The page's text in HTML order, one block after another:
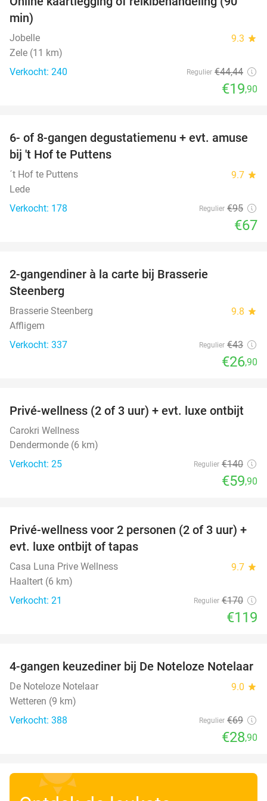
55%
min)
Jobelle 9.3 star
Zele (11 km)
Verkocht: 240
Regulier €44,44
€19,90
29%
6- of 8-gangen degustatiemenu + evt. amuse
bij 't Hof te Puttens
´t Hof te Puttens 9.7 star
Lede
Verkocht: 178
Regulier €95
€67
2-gangendiner à la carte bij Brasserie
Steenberg
Brasserie Steenberg 9.8 star
Affligem
Verkocht: 337
Regulier €43
€26,90
57%
Privé-wellness (2 of 3 uur) + evt. luxe ontbijt
Carokri Wellness
Dendermonde (6 km)
Verkocht: 25
Regulier €140
€59,90
30%
Privé-wellness voor 2 personen (2 of 3 uur) +
evt. luxe ontbijt of tapas
Casa Luna Prive Wellness 9.7 star
Haaltert (6 km)
Verkocht: 21
Regulier €170
€119
58%
4-gangen keuzediner bij De Noteloze Notelaar
De Noteloze Notelaar 9.0 star
Wetteren (9 km)
Verkocht: 388
Regulier €69
€28,90